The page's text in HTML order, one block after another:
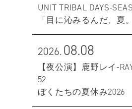
UNIT TRIBAL DAYS-
「目に沁みるんだ、夏
2026.08.08
【夜公演】鹿野レイ-
52
ぼくたちの夏休み2026